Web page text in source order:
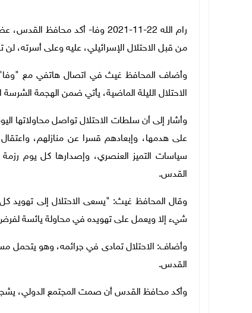
رام الله 22-11-2021 وفا- أكد
من قبل الاحتلال الإسرائيلي، عليه وعلى
وأضاف المحافظ غيث في اتصال هاتفي مع "وفا"،
الاحتلال الليلة الماضية، يأتي ضمن الهجمة
وأشار إلى أن سلطات الاحتلال تواصل محاولاتها
على هدمها، وإبعادهم قسرا عن منازلهم،
سياسات التميز العنصري، وإصدارها كل يوم
القدس.
وقال المحافظ غيث: "يسعى الاحتلال إلى تهويد
شيء إلا ويعمل على تهويده في محاولة يائسة
وأضاف: الاحتلال تمادى في جرائمه، وهو يتحمل
القدس.
وأكد محافظ القدس أن صمت المجتمع الدولي، يشجع